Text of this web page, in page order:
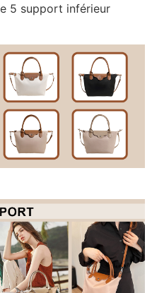
5 support inférieur